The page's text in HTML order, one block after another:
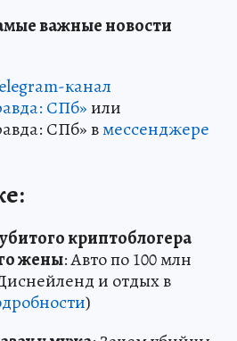
важные новости
канал
СПб»или
СПб» вмессенджере
криптоблогера
жены: Авто по 100 млн
и отдых в
)